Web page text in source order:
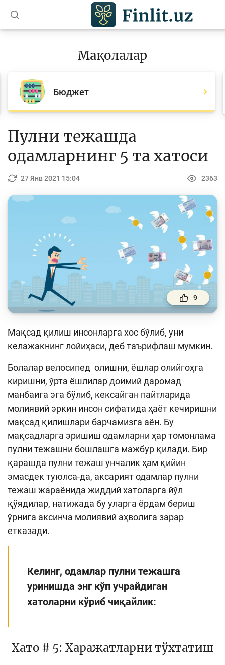
Барча мақолалар
Банк агентлари учун
Молия бозори
Пул-кредит сиёсати ва унинг элементлари
Молиявий хавфсизлик
Банк хизматлари истеъмолчилари ҳуқуқлари
Лойиҳалар
Интерактив хизматлар
Фотогалерея
Лойиҳа ҳақида
Кенгайтирилган қидирув
Сайт харитаси
Мақолалар
Бюджет
Пулни тежашда
одамларнинг 5 та хатоси
27 Янв 2021 15:04 2363
9
Мақсад қилиш инсонларга хос бўлиб, уни
келажакнинг лойиҳаси, деб таърифлаш мумкин.
Болалар велосипед олишни, ёшлар олийгоҳга
киришни, ўрта ёшлилар доимий даромад
манбаига эга бўлиб, кексайган пайтларида
молиявий эркин инсон сифатида ҳаёт кечиришни
мақсад қилишлари барчамизга аён. Бу
мақсадларга эришиш одамларни ҳар томонлама
пулни тежашни бошлашга мажбур қилади. Бир
қарашда пулни тежаш унчалик ҳам қийин
эмасдек туюлса-да, аксарият одамлар пулни
тежаш жараёнида жиддий хатоларга йўл
қўядилар, натижада бу уларга ёрдам бериш
ўрнига аксинча молиявий аҳволига зарар
етказади.
Келинг, одамлар пулни тежашга
уринишда энг кўп учрайдиган
хатоларни кўриб чиқайлик:
Хато # 5: Харажатларни тўхтатиш